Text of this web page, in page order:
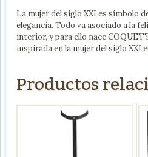
La mujer del siglo XXI es símbolo
elegancia. Todo va asociado a la
interior, y para ello nace
inspirada en la mujer del siglo XXI
Productos